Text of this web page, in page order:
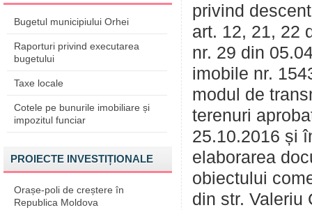
Bugetul municipiului Orhei
Raporturi privind executarea
bugetului
Taxe locale
Cotele pe bunurile imobiliare și
impozitul funciar
PROIECTE INVESTIȚIONALE
Orașe-poli de creștere în
Republica Moldova
privind
art. 12, 21, 22
nr. 29 din
imobile nr.
modul de
terenuri
25.10.2016 și
elaborarea
obiectului
din str. Valeriu